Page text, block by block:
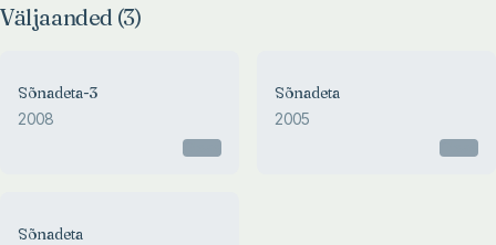
Väljaanded (3)
Sõnadeta-3
2008
Sõnadeta
2005
Sõnadeta